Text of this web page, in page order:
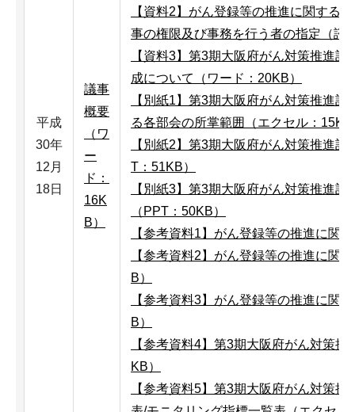
平成
30年
12月
18日
議事
概要
（ワ
ー
ド：
16K
B）
【資料2】がん登録等の推進に関する
事の権限及び事務を行う者の指定（諮
【資料3】第3期大阪府がん対策推進
成について（ワード：20KB）
【別紙1】第3期大阪府がん対策推進
る各部会の所掌範囲（エクセル：15KB
【別紙2】第3期大阪府がん対策推進
T：51KB）
【別紙3】第3期大阪府がん対策推進
（PPT：50KB）
【参考資料1】がん登録等の推進に関
【参考資料2】がん登録等の推進に関
B）
【参考資料3】がん登録等の推進に関
B）
【参考資料4】第3期大阪府がん対策
KB）
【参考資料5】第3期大阪府がん対策